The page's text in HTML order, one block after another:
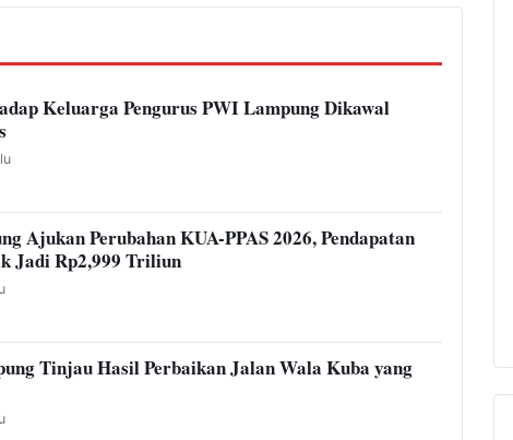
Keluarga Pengurus PWI Lampung Dikawal
Ajukan Perubahan KUA-PPAS 2026, Pendapatan
Jadi Rp2,999 Triliun
Tinjau Hasil Perbaikan Jalan Wala Kuba yang